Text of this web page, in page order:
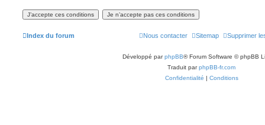
Index du forum Supprimer
Sitemap
Nous contacter
Développé parphpBB® Forum Software © phpBB
Traduit parphpBB-fr.com
Confidentialité | Conditions